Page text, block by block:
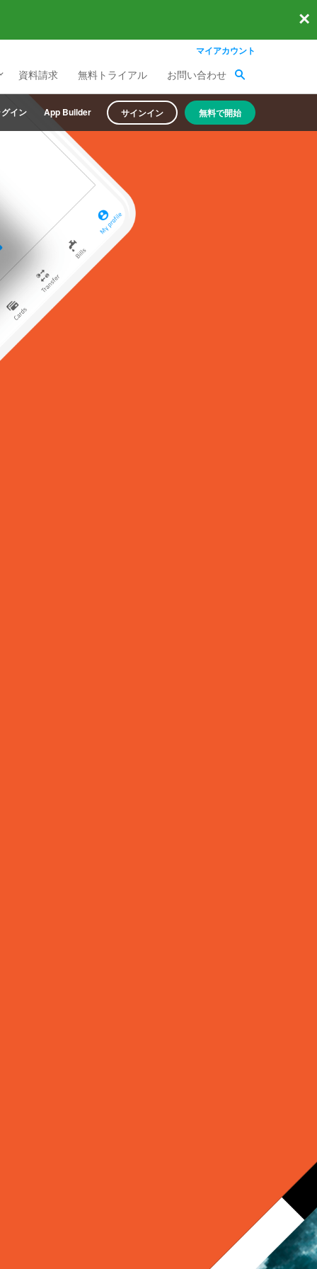
マイアカウント
資料請求 無料トライアル お問い合わせ
イン App Builder サインイン 無料で開始
×